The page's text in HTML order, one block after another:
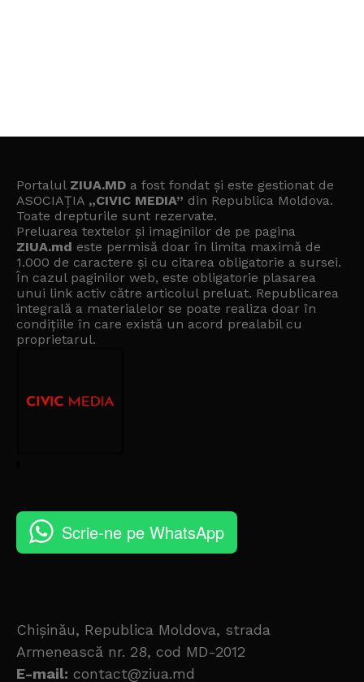
Portalul ZIUA.MD a fost fondat și este gestionat de
ASOCIAȚIA „CIVIC MEDIA” din Republica Moldova.
Toate drepturile sunt rezervate.
Preluarea textelor și imaginilor de pe pagina
ZIUA.md este permisă doar în limita maximă de
1.000 de caractere și cu citarea obligatorie a sursei.
În cazul paginilor web, este obligatorie plasarea
unui link activ către articolul preluat. Republicarea
integrală a materialelor se poate realiza doar în
condițiile în care există un acord prealabil cu
proprietarul.
Scrie-ne pe WhatsApp
Chișinău, Republica Moldova, strada
Armenească nr. 28, cod MD-2012
E-mail: contact@ziua.md